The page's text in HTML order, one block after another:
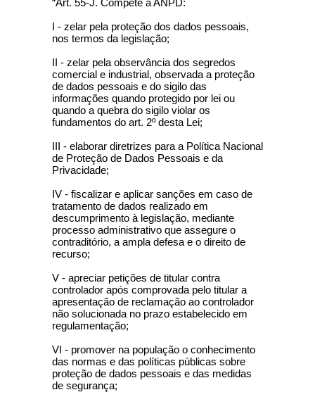
“Art. 55-J. Compete à ANPD:
I - zelar pela proteção dos dados pessoais,
nos termos da legislação;
II - zelar pela observância dos segredos
comercial e industrial, observada a proteção
de dados pessoais e do sigilo das
informações quando protegido por lei ou
quando a quebra do sigilo violar os
fundamentos do art. 2º desta Lei;
III - elaborar diretrizes para a Política Nacional
de Proteção de Dados Pessoais e da
Privacidade;
IV - fiscalizar e aplicar sanções em caso de
tratamento de dados realizado em
descumprimento à legislação, mediante
processo administrativo que assegure o
contraditório, a ampla defesa e o direito de
recurso;
V - apreciar petições de titular contra
controlador após comprovada pelo titular a
apresentação de reclamação ao controlador
não solucionada no prazo estabelecido em
regulamentação;
VI - promover na população o conhecimento
das normas e das políticas públicas sobre
proteção de dados pessoais e das medidas
de segurança;